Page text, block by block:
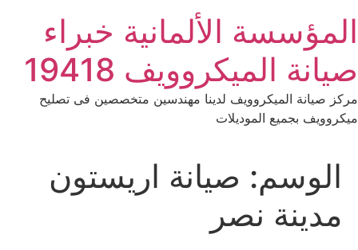
content
المؤسسة الألمانية خبراء
صيانة الميكروويف 19418
مركز صيانة الميكروويف لدينا مهندسين متخصصين فى تصليح
ميكروويف بجميع الموديلات
الوسم: صيانة اريستون
مدينة نصر